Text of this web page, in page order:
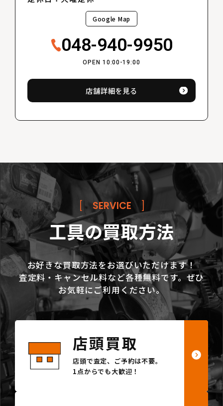
Google Map
048-940-9950
OPEN 10:00-19:00
店舗詳細を見る
[ SERVICE ]
工具の買取方法
お好きな買取方法をお選びいただけます！
査定料・キャンセル料など各種無料です。ぜひ
お気軽にご利用ください。
店頭買取
店頭で査定、ご予約は不要。
1点からでも大歓迎！